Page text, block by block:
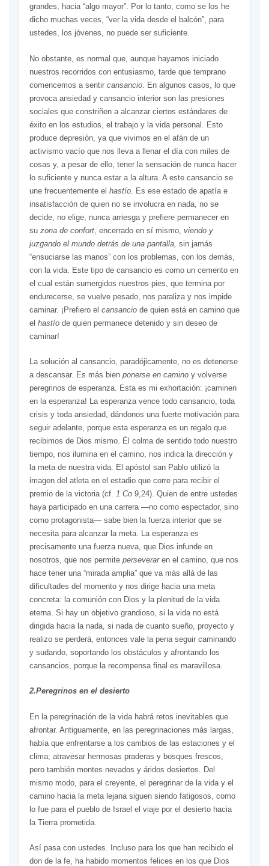
grandes, hacia “algo mayor”. Por lo tanto, como se los he
dicho muchas veces, “ver la vida desde el balcón”, para
ustedes, los jóvenes, no puede ser suficiente.
No obstante, es normal que, aunque hayamos iniciado
nuestros recorridos con entusiasmo, tarde que temprano
comencemos a sentir cansancio. En algunos casos, lo que
provoca ansiedad y cansancio interior son las presiones
sociales que constriñen a alcanzar ciertos estándares de
éxito en los estudios, el trabajo y la vida personal. Esto
produce depresión, ya que vivimos en el afán de un
activismo vacío que nos lleva a llenar el día con miles de
cosas y, a pesar de ello, tener la sensación de nunca hacer
lo suficiente y nunca estar a la altura. A este cansancio se
une frecuentemente el hastío. Es ese estado de apatía e
insatisfacción de quien no se involucra en nada, no se
decide, no elige, nunca arriesga y prefiere permanecer en
su zona de confort, encerrado en sí mismo, viendo y
juzgando el mundo detrás de una pantalla, sin jamás
“ensuciarse las manos” con los problemas, con los demás,
con la vida. Este tipo de cansancio es como un cemento en
el cual están sumergidos nuestros pies, que termina por
endurecerse, se vuelve pesado, nos paraliza y nos impide
caminar. ¡Prefiero el cansanciode quien está en camino que
el hastío de quien permanece detenido y sin deseo de
caminar!
La solución al cansancio, paradójicamente, no es detenerse
a descansar. Es más bien ponerse en caminoy volverse
peregrinos de esperanza. Esta es mi exhortación: ¡caminen
en la esperanza! La esperanza vence todo cansancio, toda
crisis y toda ansiedad, dándonos una fuerte motivación para
seguir adelante, porque esta esperanza es un regalo que
recibimos de Dios mismo. Él colma de sentido todo nuestro
tiempo, nos ilumina en el camino, nos indica la dirección y
la meta de nuestra vida. El apóstol san Pablo utilizó la
imagen del atleta en el estadio que corre para recibir el
premio de la victoria (cf.
1 Co 9,24). Quien de entre ustedes
haya participado en una carrera —no como espectador, sino
como protagonista— sabe bien la fuerza interior que se
necesita para alcanzar la meta. La esperanza es
precisamente una fuerza nueva, que Dios infunde en
nosotros, que nos permite perseveraren el camino, que nos
hace tener una “mirada amplia” que va más allá de las
dificultades del momento y nos dirige hacia una meta
concreta: la comunión con Dios y la plenitud de la vida
eterna. Si hay un objetivo grandioso, si la vida no está
dirigida hacia la nada, si nada de cuanto sueño, proyecto y
realizo se perderá, entonces vale la pena seguir caminando
y sudando, soportando los obstáculos y afrontando los
cansancios, porque la recompensa final es maravillosa.
2.Peregrinos en el desierto
En la peregrinación de la vida habrá retos inevitables que
afrontar. Antiguamente, en las peregrinaciones más largas,
había que enfrentarse a los cambios de las estaciones y el
clima; atravesar hermosas praderas y bosques frescos,
pero también montes nevados y áridos desiertos. Del
mismo modo, para el creyente, el peregrinar de la vida y el
camino hacia la meta lejana siguen siendo fatigosos, como
lo fue para el pueblo de Israel el viaje por el desierto hacia
la Tierra prometida.
Así pasa con ustedes. Incluso para los que han recibido el
don de la fe, ha habido momentos felices en los que Dios